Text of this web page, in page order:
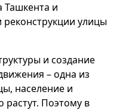
Ташкента и
реконструкции улицы
и создание
– одна из
население и
растут. Поэтому в